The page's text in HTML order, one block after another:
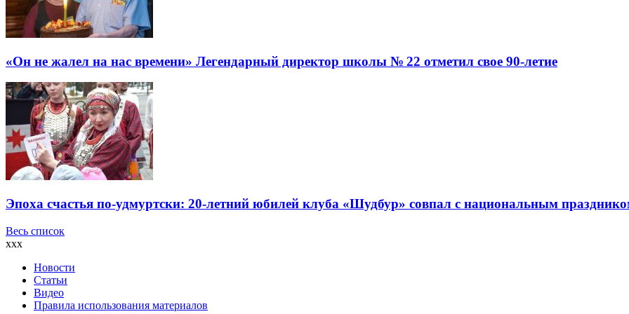
«Он не жалел на нас времени» Легендарный директор школы № 22 отметил свое 90-летие
Эпоха счастья по-удмуртски: 20-летний юбилей клуба «Шудбур» совпал с национальным
Весь список
xxx
Новости
Статьи
Видео
Правила использования материалов